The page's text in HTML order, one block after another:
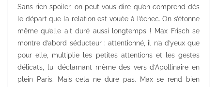
Sans rien spoiler, on peut vous dire qu’on comprend dès
le départ que la relation est vouée à l’échec. On s’étonne
même qu’elle ait duré aussi longtemps ! Max Frisch se
montre d’abord séducteur : attentionné, il n’a d’yeux que
pour elle, multiplie les petites attentions et les gestes
délicats, lui déclamant même des vers d’Apollinaire en
plein Paris. Mais cela ne dure pas. Max se rend bien